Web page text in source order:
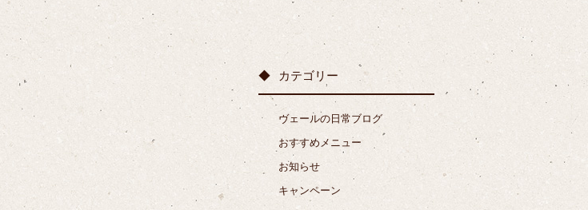
カテゴリー
ヴェールの日常ブログ
おすすめメニュー
お知らせ
キャンペーン